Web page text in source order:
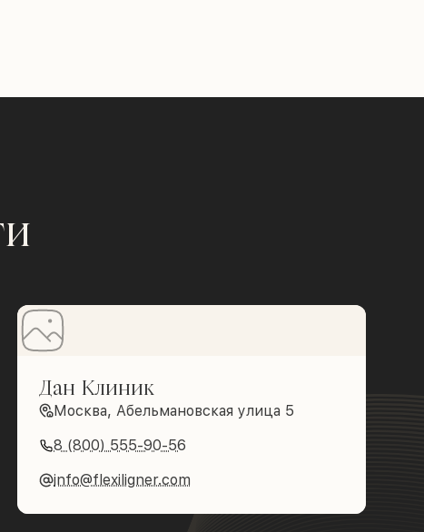
Дан Клиник
Москва, Абельмановская улица 5
8 (800) 555-90-56
info@flexiligner.com